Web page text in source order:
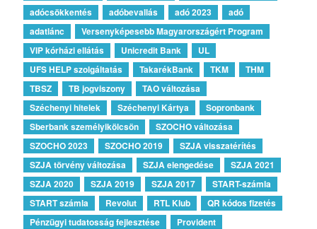
adócsökkentés
adóbevallás adó 2023
adó
adatlánc
Versenyképesebb Magyarországért Program
VIP kórházi ellátás
Unicredit Bank
UL
UFS HELP szolgáltatás
TakarékBank TKM
THM
TBSZ
TB jogviszony
TAO változása
Széchenyi hitelek
Széchenyi Kártya
Sopronbank
Sberbank személyikölcsön
SZOCHO változása
SZOCHO 2023
SZOCHO 2019
SZJA visszatérítés
SZJA törvény változása
SZJA elengedése
SZJA 2021
SZJA 2020
SZJA 2019 SZJA 2017
START-számla
START számla
Revolut RTL Klub
QR kódos fizetés
Pénzügyi tudatosság fejlesztése
Provident